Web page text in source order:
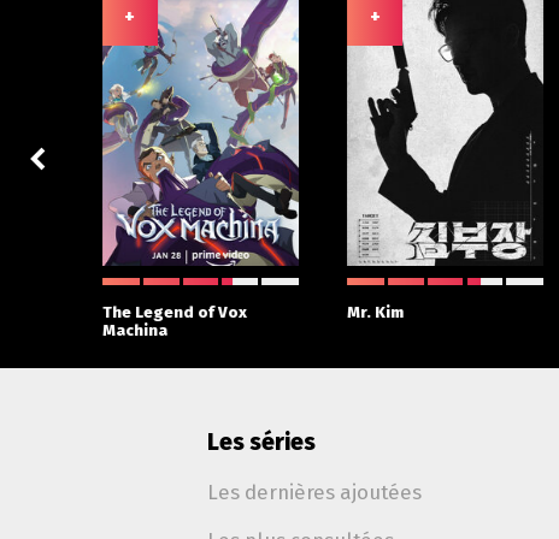
+
The Legend of Vox
Machina
+
Mr. Kim
Les séries
Les dernières ajoutées